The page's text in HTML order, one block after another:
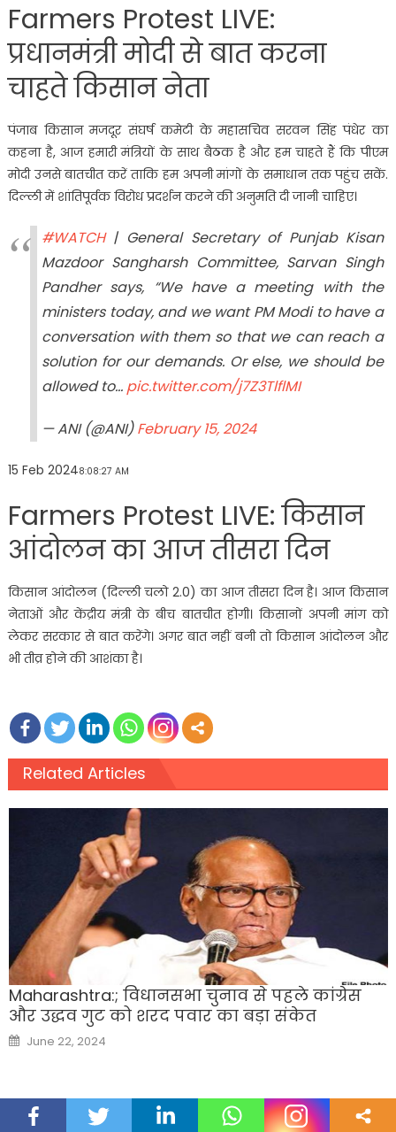
Farmers Protest LIVE:
प्रधानमंत्री मोदी से बात करना
चाहते किसान नेता
पंजाब किसान मजदूर संघर्ष कमेटी के महासचिव सरवन सिंह पंधेर का
कहना है, आज हमारी मंत्रियों के साथ बैठक है और हम चाहते हैं कि पीएम
मोदी उनसे बातचीत करें ताकि हम अपनी मांगों के समाधान तक पहुंच सकें.
दिल्ली में शांतिपूर्वक विरोध प्रदर्शन करने की अनुमति दी जानी चाहिए।
#WATCH| General Secretary of Punjab Kisan
Mazdoor Sangharsh Committee, Sarvan Singh
Pandher says, “We have a meeting with the
ministers today, and we want PM Modi to have a
conversation with them so that we can reach a
solution for our demands. Or else, we should be
allowed to… pic.twitter.com/j7Z3TlflMI
— ANI (@ANI)February 15, 2024
15 Feb 20248:08:27 AM
Farmers Protest LIVE: किसान
आंदोलन का आज तीसरा दिन
किसान आंदोलन (दिल्ली चलो 2.0) का आज तीसरा दिन है। आज किसान
नेताओं और केंद्रीय मंत्री के बीच बातचीत होगी। किसानों अपनी मांग को
लेकर सरकार से बात करेंगे। अगर बात नहीं बनी तो किसान आंदोलन और
भी तीव्र होने की आशंका है।
Related Articles
Maharashtra:; विधानसभा चुनाव से पहले कांग्रेस
और उद्धव गुट को शरद पवार का बड़ा संकेत
Posted
on
June 22, 2024